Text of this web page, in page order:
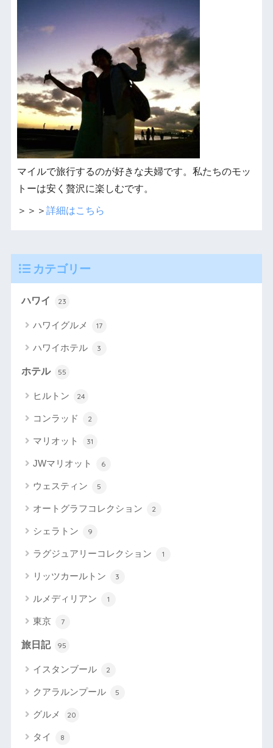
マイルで旅行するのが好きな夫婦です。私たちのモッ
トーは安く贅沢に楽しむです。
＞＞＞ 詳細はこちら
カテゴリー
ハワイ 23
ハワイグルメ 17
ハワイホテル 3
ホテル 55
ヒルトン 24
コンラッド 2
マリオット 31
JWマリオット 6
ウェスティン 5
オートグラフコレクション 2
シェラトン 9
ラグジュアリーコレクション 1
リッツカールトン 3
ルメディリアン 1
東京 7
旅日記 95
イスタンブール 2
クアラルンプール 5
グルメ 20
タイ 8